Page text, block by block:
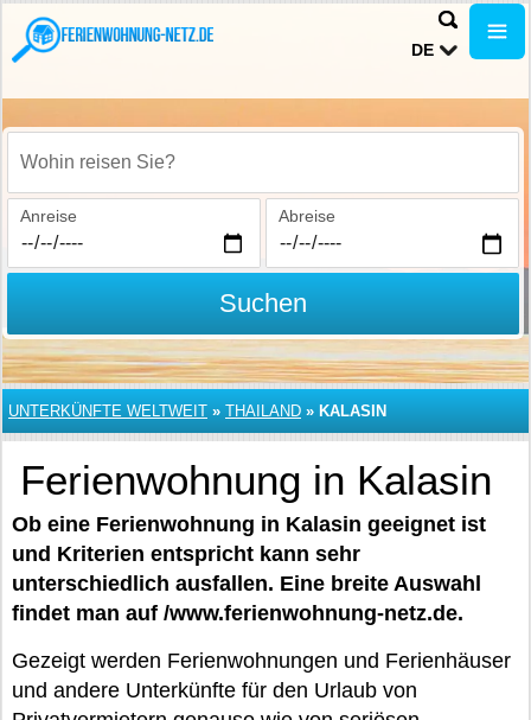
DE
Wohin reisen Sie?
Anreise Abreise
Suchen
UNTERKÜNFTE WELTWEIT » THAILAND » KALASIN
Ferienwohnung in Kalasin
Ob eine Ferienwohnung in Kalasin geeignet ist
und Kriterien entspricht kann sehr
unterschiedlich ausfallen. Eine breite Auswahl
findet man auf /www.ferienwohnung-netz.de.
Gezeigt werden Ferienwohnungen und Ferienhäuser
und andere Unterkünfte für den Urlaub von